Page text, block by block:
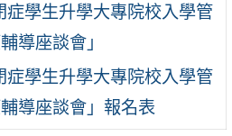
症學生升學大專院校入學管
導座談會」
症學生升學大專院校入學管
導座談會」報名表